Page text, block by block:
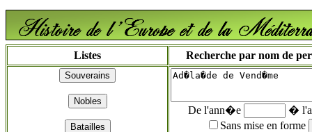
Listes Recherche par nom de
De l'ann�e
�
Sans mise en forme